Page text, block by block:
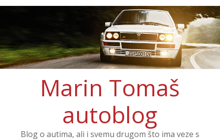
Marin Tomaš
autoblog
Blog o autima, ali i svemu drugom što ima veze s